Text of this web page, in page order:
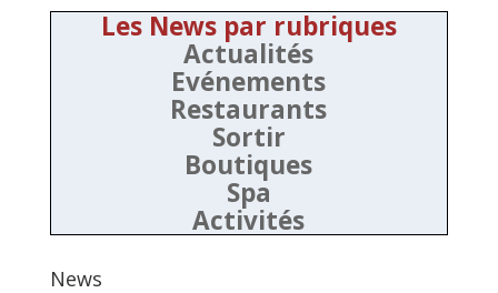
Les News par rubriques
Actualités
Evénements
Restaurants
Sortir
Boutiques
Spa
Activités
News